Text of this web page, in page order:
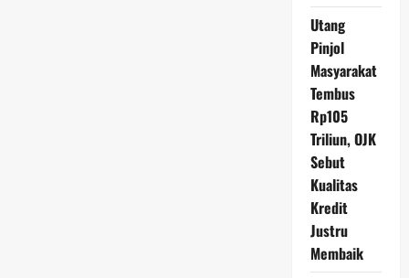
Utang
Pinjol
Masyarakat
Tembus
Rp105
Triliun, OJK
Sebut
Kualitas
Kredit
Justru
Membaik